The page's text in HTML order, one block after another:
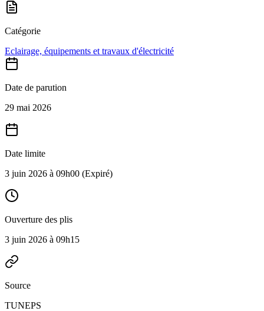
Catégorie
Eclairage, équipements et travaux d'électricité
Date de parution
29 mai 2026
Date limite
3 juin 2026 à 09h00 (Expiré)
Ouverture des plis
3 juin 2026 à 09h15
Source
TUNEPS